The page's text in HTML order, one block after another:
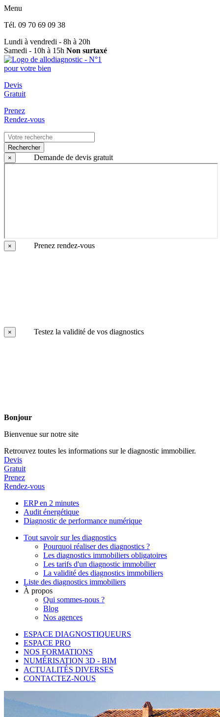
Menu
Tél. 09 70 69 09 38
Lundi à vendredi - 8h à 20h
Samedi - 10h à 15h Non surtaxé
Devis
Gratuit
Prenez
Rendez-vous
Rechercher
×
Demande de devis gratuit
× Prenez rendez-vous
× Testez la validité de vos diagnostics
Bonjour
Bienvenue sur notre site
Retrouvez toutes les informations sur le diagnostic immobilier.
Devis
Gratuit
Prenez
Rendez-vous
ERP en 2 minutes
Audit énergétique
Diagnostic de performance numérique
Tout savoir sur les diagnostics
Pourquoi réaliser des diagnostics ?
Les diagnostics immobiliers obligatoires
Les tarifs d'un diagnostic immobilier
La validité des diagnostics immobiliers
Liste des diagnostics immobiliers
À propos
Qui sommes-nous ?
Blog
Nos agences
ESPACE DIAGNOSTIQUEURS
ESPACE PRO
NOS FORMATIONS
NUMÉRISATION 3D - BIM
ACTUALITÉS DIVERSES
CONTACTEZ-NOUS